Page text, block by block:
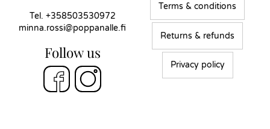
Tel. +358503530972
minna.rossi@poppanalle.fi
Follow us
Terms & conditions
Returns & refunds
Privacy policy